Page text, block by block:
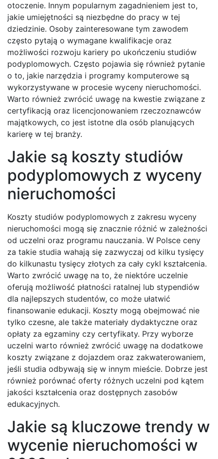
otoczenie. Innym popularnym zagadnieniem jest to,
jakie umiejętności są niezbędne do pracy w tej
dziedzinie. Osoby zainteresowane tym zawodem
często pytają o wymagane kwalifikacje oraz
możliwości rozwoju kariery po ukończeniu studiów
podyplomowych. Często pojawia się również pytanie
o to, jakie narzędzia i programy komputerowe są
wykorzystywane w procesie wyceny nieruchomości.
Warto również zwrócić uwagę na kwestie związane z
certyfikacją oraz licencjonowaniem rzeczoznawców
majątkowych, co jest istotne dla osób planujących
karierę w tej branży.
Jakie są koszty studiów
podyplomowych z wyceny
nieruchomości
Koszty studiów podyplomowych z zakresu wyceny
nieruchomości mogą się znacznie różnić w zależności
od uczelni oraz programu nauczania. W Polsce ceny
za takie studia wahają się zazwyczaj od kilku tysięcy
do kilkunastu tysięcy złotych za cały cykl kształcenia.
Warto zwrócić uwagę na to, że niektóre uczelnie
oferują możliwość płatności ratalnej lub stypendiów
dla najlepszych studentów, co może ułatwić
finansowanie edukacji. Koszty mogą obejmować nie
tylko czesne, ale także materiały dydaktyczne oraz
opłaty za egzaminy czy certyfikaty. Przy wyborze
uczelni warto również zwrócić uwagę na dodatkowe
koszty związane z dojazdem oraz zakwaterowaniem,
jeśli studia odbywają się w innym mieście. Dobrze jest
również porównać oferty różnych uczelni pod kątem
jakości kształcenia oraz dostępnych zasobów
edukacyjnych.
Jakie są kluczowe trendy w
wycenie nieruchomości w